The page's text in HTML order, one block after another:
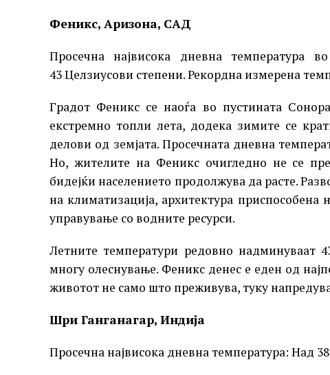
Феникс, Аризона, САД
Просечна највисока дневна
43 Целзиусови степени. Рекордна измерена
Градот Феникс се наоѓа во пустината
екстремно топли лета, додека зимите се
делови од земјата. Просечната дневна
Но, жителите на Феникс очигледно не се
бидејќи населението продолжува да расте.
на климатизација, архитектура
управување со водните ресурси.
Летните температури редовно надминуваат
многу олеснување. Феникс денес е еден од
животот не само што преживува, туку
Шри Ганганагар, Индија
Просечна највисока дневна температура: Над